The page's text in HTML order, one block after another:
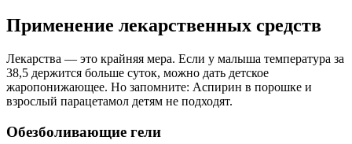
Применение лекарственных средств
Лекарства — это крайняя мера. Если у малыша температура за
38,5 держится больше суток, можно дать детское
жаропонижающее. Но запомните: Аспирин в порошке и
взрослый парацетамол детям не подходят.
Обезболивающие гели